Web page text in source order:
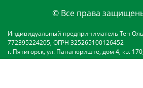
© Все права
Индивидуальный предприниматель Тен
772395224205, ОГРН 325265100126452
г. Пятигорск, ул. Панагюриште, дом 4, кв.